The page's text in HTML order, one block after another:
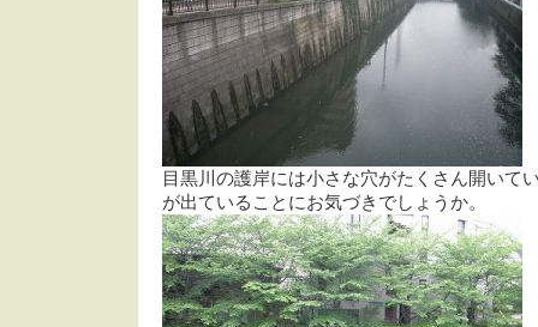
目黒川の護岸には小さな穴がたくさん開いて
が出ていることにお気づきでしょうか。